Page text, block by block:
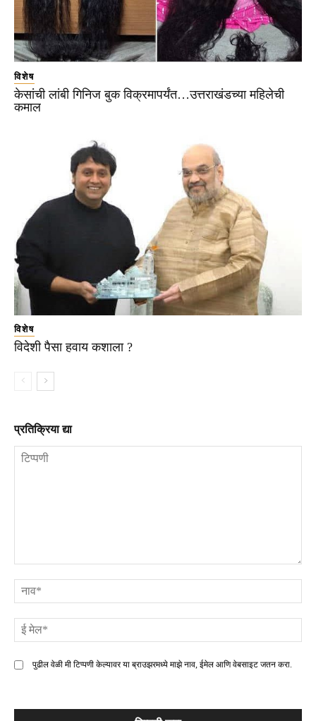
विशेष
केसांची लांबी गिनिज बुक विक्रमापर्यंत…उत्तराखंडच्या महिलेची
कमाल
विशेष
विदेशी पैसा हवाय कशाला ?
प्रतिक्रिया द्या
पुढील वेळी मी टिप्पणी केल्यावर या ब्राउझरमध्ये माझे नाव, ईमेल आणि वेबसाइट जतन करा.